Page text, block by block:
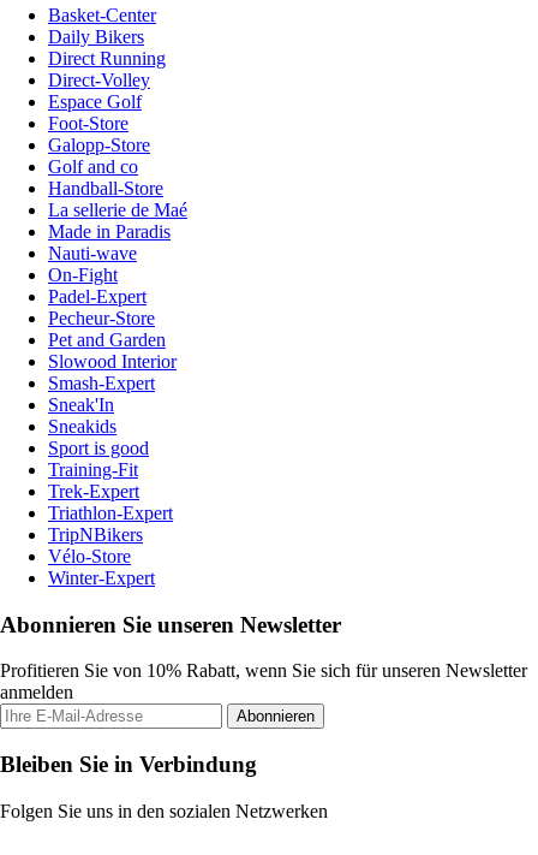
Basket-Center
Daily Bikers
Direct Running
Direct-Volley
Espace Golf
Foot-Store
Galopp-Store
Golf and co
Handball-Store
La sellerie de Maé
Made in Paradis
Nauti-wave
On-Fight
Padel-Expert
Pecheur-Store
Pet and Garden
Slowood Interior
Smash-Expert
Sneak'In
Sneakids
Sport is good
Training-Fit
Trek-Expert
Triathlon-Expert
TripNBikers
Vélo-Store
Winter-Expert
Abonnieren Sie unseren Newsletter
Profitieren Sie von 10% Rabatt, wenn Sie sich für unseren Newsletter
anmelden
Abonnieren
Bleiben Sie in Verbindung
Folgen Sie uns in den sozialen Netzwerken